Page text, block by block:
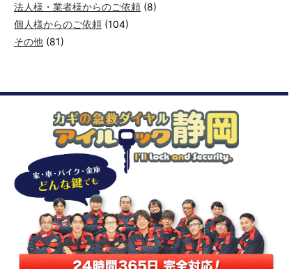
法人様・業者様からのご依頼 (8)
個人様からのご依頼 (104)
その他 (81)